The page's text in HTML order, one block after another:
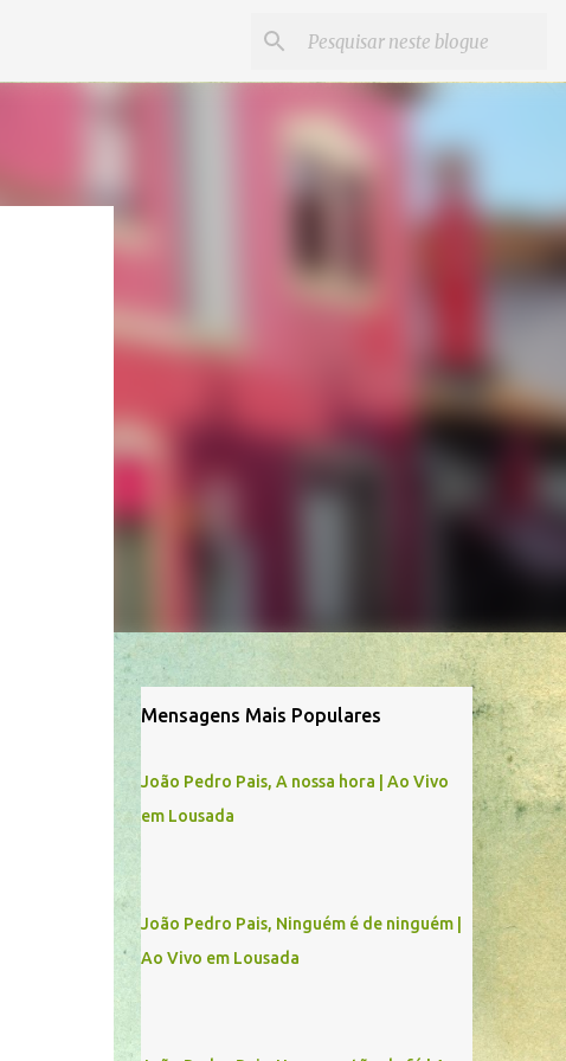
Mensagens Mais Populares
João Pedro Pais, A nossa hora | Ao Vivo
em Lousada
João Pedro Pais, Ninguém é de ninguém |
Ao Vivo em Lousada